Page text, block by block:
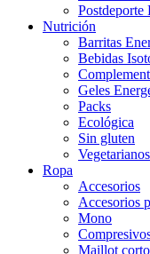
Postdeporte
Nutrición
Barritas
Bebidas
Geles
Packs
Ecológica
Sin gluten
Vegetarianos
Ropa
Accesorios
Accesorios
Mono
Maillot